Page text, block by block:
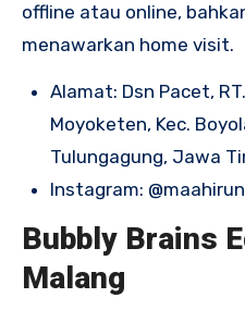
offline atau online,
menawarkan home visit.
Alamat: Dsn Pacet,
Moyoketen, Kec.
Tulungagung, Jawa
Instagram:
Bubbly Brains
Malang